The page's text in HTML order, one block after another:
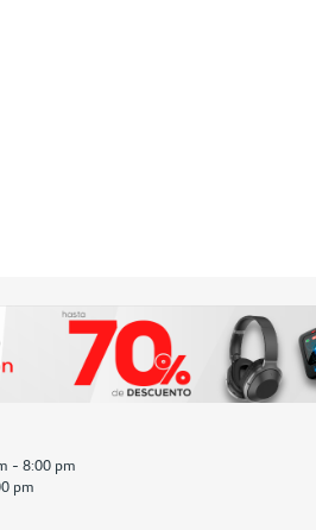
- 8:00 pm
pm